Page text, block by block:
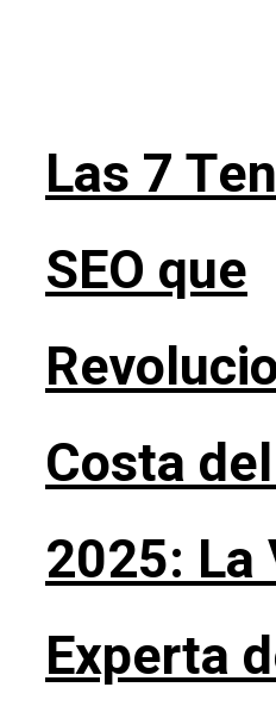
Las 7
SEO que
Costa
2025: La
Experta